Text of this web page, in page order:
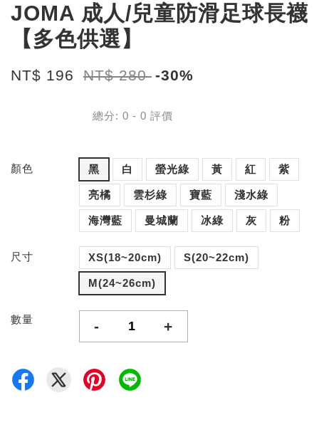
JOMA 成人/兒童防滑足球長襪
【多色供選】
NT$ 196 NT$ 280 -30%
總分: 0 - 0 評價
顏色 黑 白 螢光綠 黃 紅 紫
亮橘 雲杉綠 寶藍 淺水綠
海灣藍 曼城蘭 冰綠 灰 粉
尺寸 XS(18~20cm) S(20~22cm)
M(24~26cm)
數量 - +